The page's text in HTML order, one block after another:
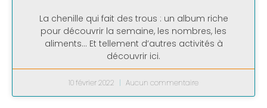
La chenille qui fait des trous : un album riche
pour découvrir la semaine, les nombres, les
aliments… Et tellement d’autres activités à
découvrir ici.
10 février 2022 Aucun commentaire